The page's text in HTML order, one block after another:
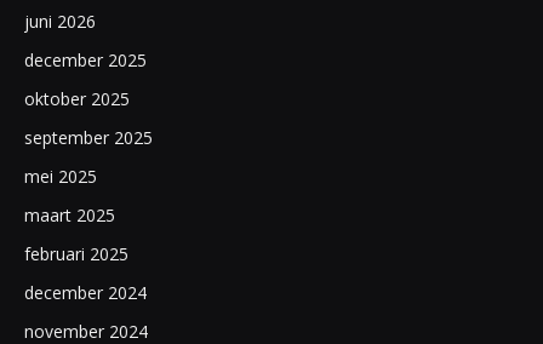
juni 2026
december 2025
oktober 2025
september 2025
mei 2025
maart 2025
februari 2025
december 2024
november 2024